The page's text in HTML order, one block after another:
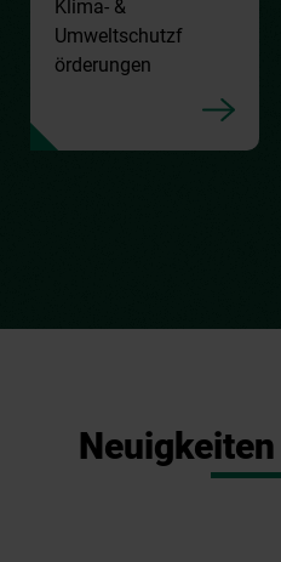
Klima- &
Umweltschutzf
örderungen